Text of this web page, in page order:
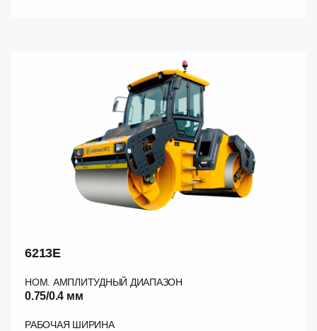
6213E
НОМ. АМПЛИТУДНЫЙ ДИАПАЗОН
0.75/0.4 мм
РАБОЧАЯ ШИРИНА